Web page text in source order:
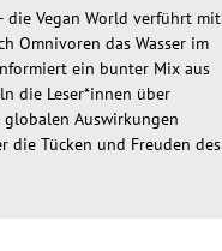
die Vegan World verführt mit
Omnivoren das Wasser im
ein bunter Mix aus
die Leser*innen über
Auswirkungen
die Tücken und Freuden des